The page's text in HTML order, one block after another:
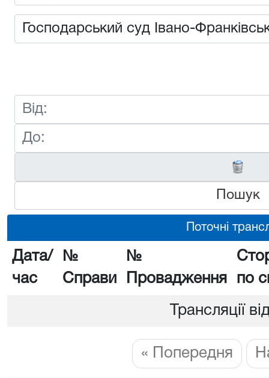
Пошук
Поточні
Дата/
час
№
Справи
№
Провадження
по
Трансляції
« Попередня